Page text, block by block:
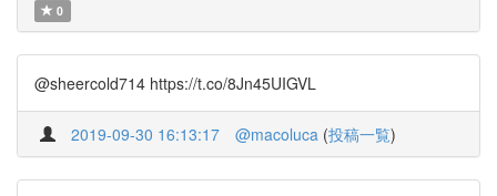
0
@sheercold714 https://t.co/8Jn45UIGVL
2019-09-30 16:13:17 @macoluca (投稿一覧)